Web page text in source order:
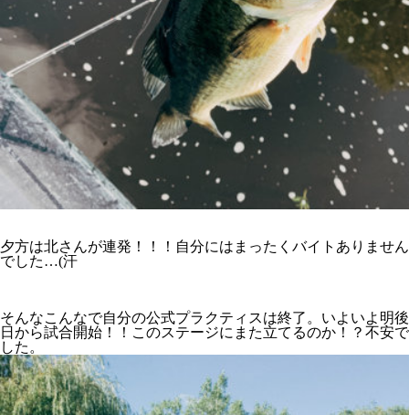
夕方は北さんが連発！！！自分にはまったくバイトありません
でした…(汗
そんなこんなで自分の公式プラクティスは終了。いよいよ明後
日から試合開始！！このステージにまた立てるのか！？不安で
した。